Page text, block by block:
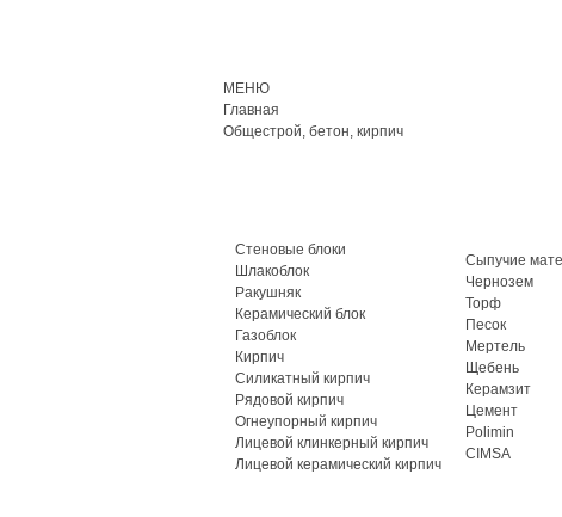
МЕНЮ
Главная
Общестрой, бетон, кирпич
Стеновые блоки
Шлакоблок
Ракушняк
Керамический блок
Газоблок
Кирпич
Силикатный кирпич
Рядовой кирпич
Огнеупорный кирпич
Лицевой клинкерный кирпич
Лицевой керамический кирпич
Сыпучие
Чернозем
Торф
Песок
Мертель
Щебень
Керамзит
Цемент
Polimin
CIMSA